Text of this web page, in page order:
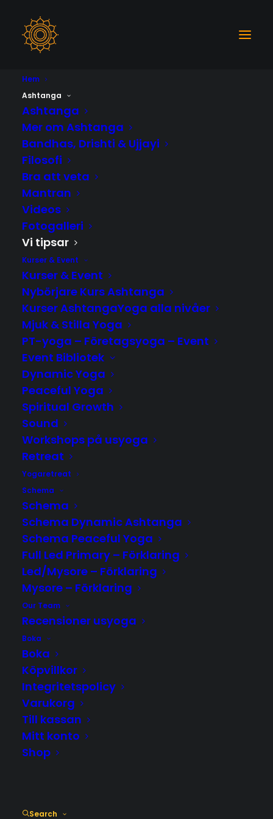
Hem
Ashtanga
Ashtanga
Mer om Ashtanga
Bandhas, Drishti & Ujjayi
Filosofi
Bra att veta
Mantran
Videos
Fotogalleri
Vi tipsar
Kurser & Event
Kurser & Event
Nybörjare Kurs Ashtanga
Kurser AshtangaYoga alla nivåer
Mjuk & Stilla Yoga
PT-yoga – Företagsyoga – Event
Event Bibliotek
Dynamic Yoga
Peaceful Yoga
Spiritual Growth
Sound
Workshops på usyoga
Retreat
Yogaretreat
Schema
Schema
Schema Dynamic Ashtanga
Schema Peaceful Yoga
Full Led Primary – Förklaring
Led/Mysore – Förklaring
Mysore – Förklaring
Our Team
Recensioner usyoga
Boka
Boka
Köpvillkor
Integritetspolicy
Varukorg
Till kassan
Mitt konto
Shop
Search
Kanske du är ute och reser, vill hålla kvar din yoga!
Eller bara vill träffa en ny bra lärare.
Länkar till ✨ Amazing Teacher's ✨ vi varmt
rekommenderar!
Dylan Bernstein
Petri Räisänenwww.petriandwambui.com
Scott Jonson@scottjohnsonlife
Maria Booxwww.mariabooxyoga.com
Lina Sisjöyogacenterwww.sisjoyogacenter.com
Isabella Nitschke
Andréa Drottholm
Ty Landrum @tylandrumyoga
David Swenson
Purple Valley